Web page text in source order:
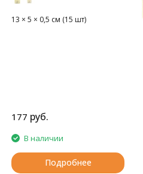
13 × 5 × 0,5 см (15 шт)
177 руб.
В наличии
Подробнее